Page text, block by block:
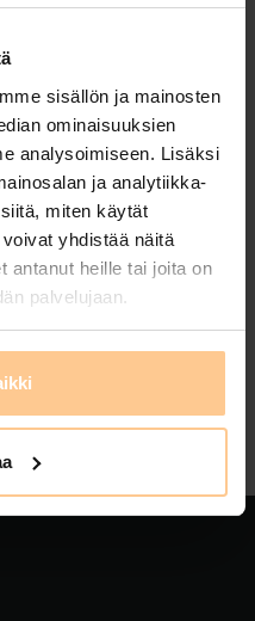
sisällön ja mainosten
ominaisuuksien
analysoimiseen. Lisäksi
ja analytiikka-
miten käytät
yhdistää näitä
antanut heille tai joita on
palvelujaan.
Meriluodon Tähti-
VAIN 450€ sisältäen
– su 1.12. tai pe
puoleen
puusaunan
majoitus
,
,tasokkaatmökit,